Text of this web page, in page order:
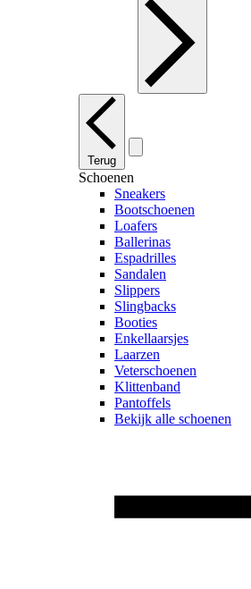
Terug
Schoenen
Sneakers
Bootschoenen
Loafers
Ballerinas
Espadrilles
Sandalen
Slippers
Slingbacks
Booties
Enkellaarsjes
Laarzen
Veterschoenen
Klittenband
Pantoffels
Bekijk alle schoenen